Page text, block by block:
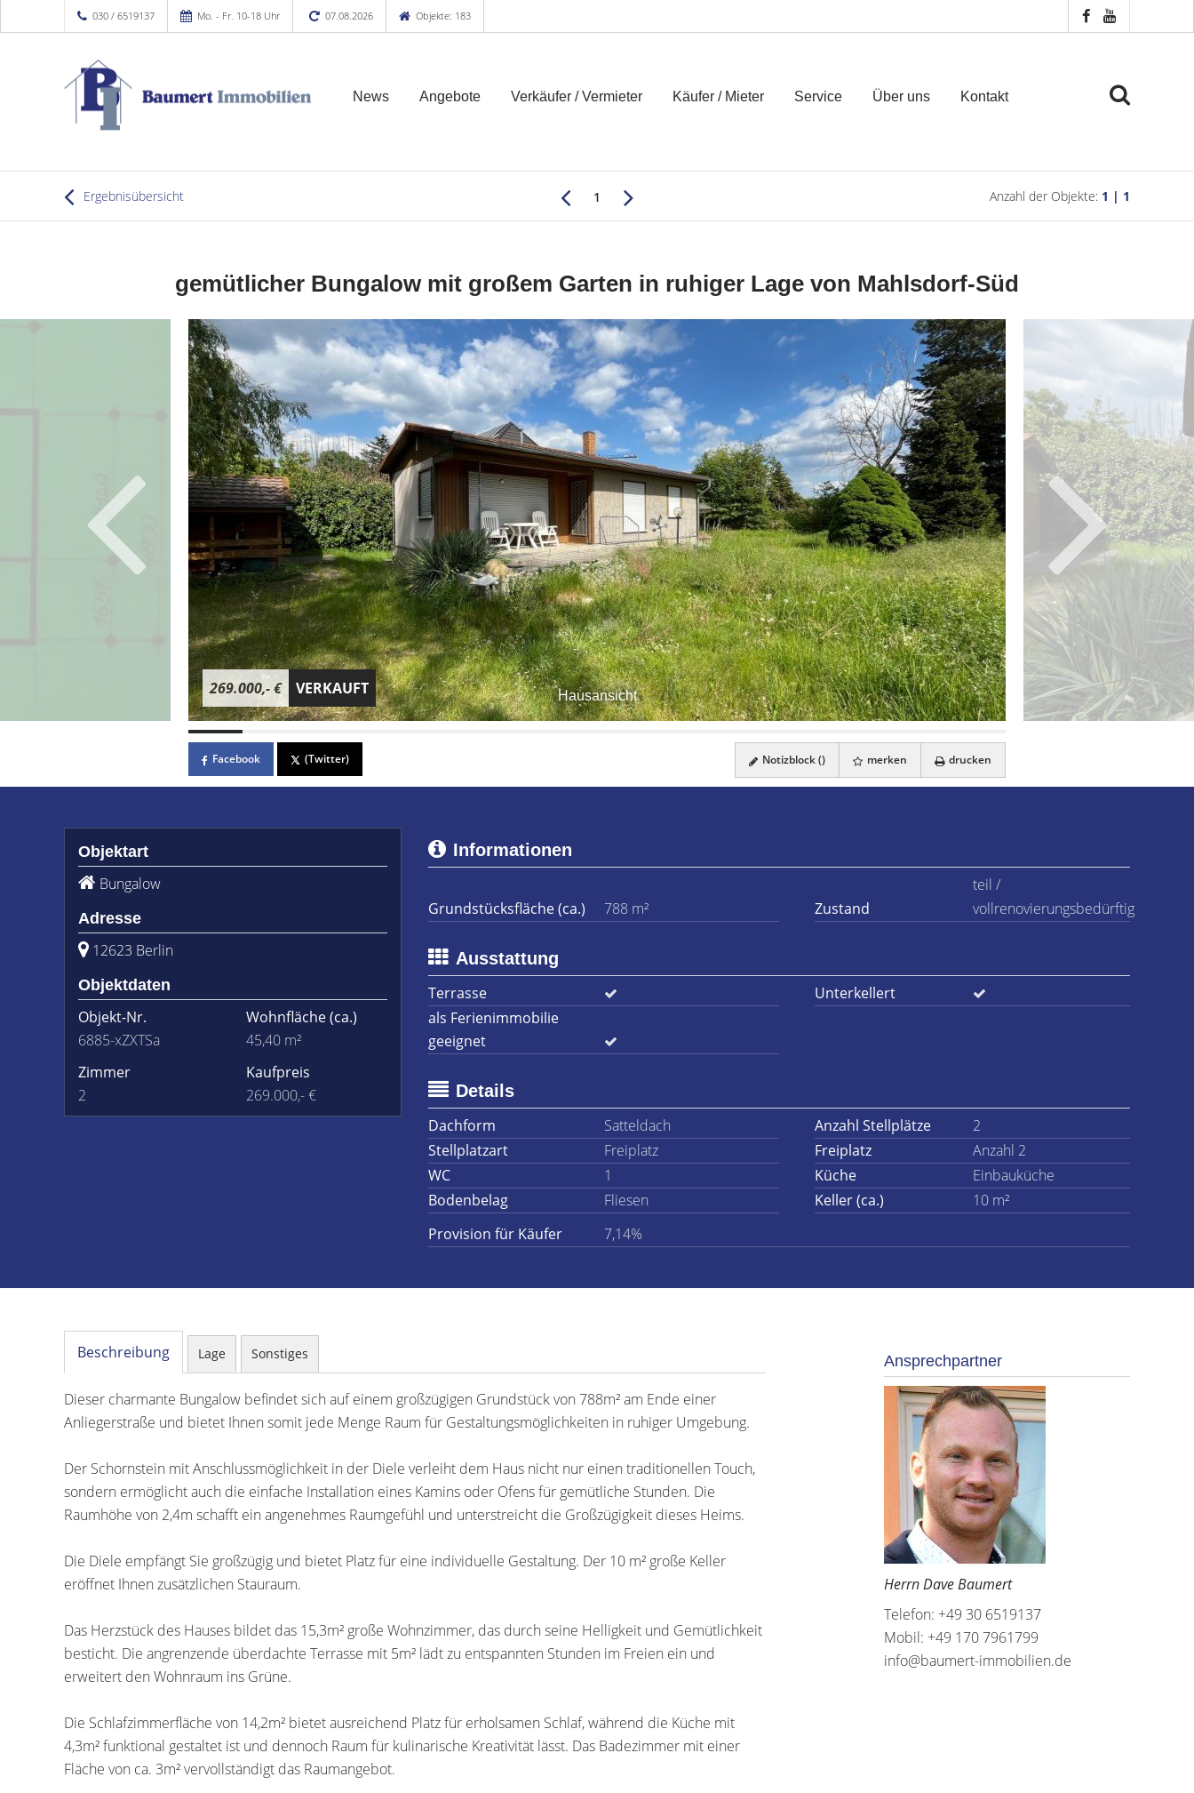
030 / 6519137 Mo. - Fr. 10-18 Uhr 07.08.2026 Objekte: 183
News Angebote Verkäufer / Vermieter Käufer / Mieter Service Über uns Kontakt
Ergebnisübersicht 1 Anzahl der Objekte: 1 | 1
gemütlicher Bungalow mit großem Garten in ruhiger Lage von Mahlsdorf-Süd
Hausansicht
269.000,- € VERKAUFT
Facebook (Twitter) Notizblock () merken drucken
Objektart
Bungalow
Adresse
12623 Berlin
Objektdaten
Objekt-Nr.
6885-xZXTSa
Wohnfläche(ca.)
45,40 m²
Zimmer
2
Kaufpreis
269.000,- €
Informationen
Grundstücksfläche (ca.) 788 m² Zustand
teil /
vollrenovierungsbedürftig
Ausstattung
Terrasse
Unterkellert
als Ferienimmobilie
geeignet
Details
Dachform
Satteldach Anzahl Stellplätze
2
Stellplatzart
Freiplatz Freiplatz
Anzahl 2
WC
1 Küche
Einbauküche
Bodenbelag
Fliesen Keller (ca.)
10 m²
Provision für Käufer
7,14%
Beschreibung Lage Sonstiges
Dieser charmante Bungalow befindet sich auf einem großzügigen Grundstück von 788m² am Ende einer
Anliegerstraße und bietet Ihnen somit jede Menge Raum für Gestaltungsmöglichkeiten in ruhiger Umgebung.
Der Schornstein mit Anschlussmöglichkeit in der Diele verleiht dem Haus nicht nur einen traditionellen Touch,
sondern ermöglicht auch die einfache Installation eines Kamins oder Ofens für gemütliche Stunden. Die
Raumhöhe von 2,4m schafft ein angenehmes Raumgefühl und unterstreicht die Großzügigkeit dieses Heims.
Die Diele empfängt Sie großzügig und bietet Platz für eine individuelle Gestaltung. Der 10 m² große Keller
eröffnet Ihnen zusätzlichen Stauraum.
Das Herzstück des Hauses bildet das 15,3m² große Wohnzimmer, das durch seine Helligkeit und Gemütlichkeit
besticht. Die angrenzende überdachte Terrasse mit 5m² lädt zu entspannten Stunden im Freien ein und
erweitert den Wohnraum ins Grüne.
Die Schlafzimmerfläche von 14,2m² bietet ausreichend Platz für erholsamen Schlaf, während die Küche mit
4,3m² funktional gestaltet ist und dennoch Raum für kulinarische Kreativität lässt. Das Badezimmer mit einer
Fläche von ca. 3m² vervollständigt das Raumangebot.
Ansprechpartner
Herrn Dave Baumert
Telefon: +49 30 6519137
Mobil: +49 170 7961799
info@baumert-immobilien.de